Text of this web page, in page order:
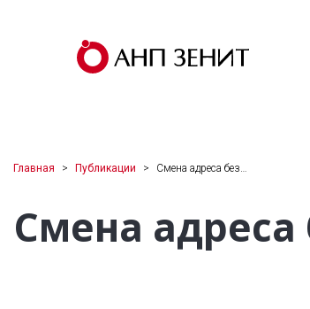
Главная Публикации Смена адреса без…
Смена адреса